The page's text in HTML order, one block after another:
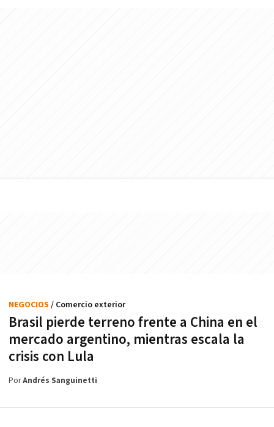
Brasil pierde terreno frente a China en el
mercado argentino, mientras escala la
crisis con Lula
NEGOCIOS / Comercio exterior
PorAndrés Sanguinetti